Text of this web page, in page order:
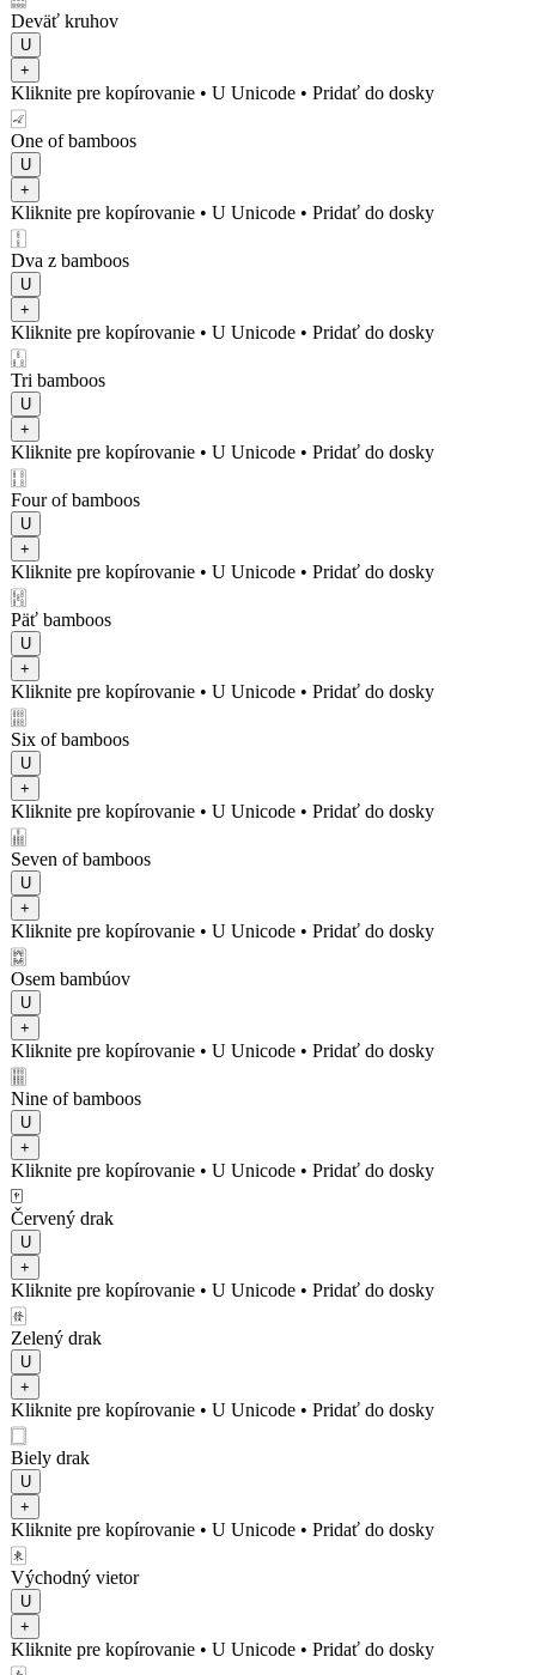
Deväť kruhov
U
+
Kliknite pre kopírovanie • U Unicode • Pridať do dosky
🀐
One of bamboos
U
+
Kliknite pre kopírovanie • U Unicode • Pridať do dosky
🀑
Dva z bamboos
U
+
Kliknite pre kopírovanie • U Unicode • Pridať do dosky
🀒
Tri bamboos
U
+
Kliknite pre kopírovanie • U Unicode • Pridať do dosky
🀓
Four of bamboos
U
+
Kliknite pre kopírovanie • U Unicode • Pridať do dosky
🀔
Päť bamboos
U
+
Kliknite pre kopírovanie • U Unicode • Pridať do dosky
🀕
Six of bamboos
U
+
Kliknite pre kopírovanie • U Unicode • Pridať do dosky
🀖
Seven of bamboos
U
+
Kliknite pre kopírovanie • U Unicode • Pridať do dosky
🀗
Osem bambúov
U
+
Kliknite pre kopírovanie • U Unicode • Pridať do dosky
🀘
Nine of bamboos
U
+
Kliknite pre kopírovanie • U Unicode • Pridať do dosky
🀄
Červený drak
U
+
Kliknite pre kopírovanie • U Unicode • Pridať do dosky
🀅
Zelený drak
U
+
Kliknite pre kopírovanie • U Unicode • Pridať do dosky
🀆
Biely drak
U
+
Kliknite pre kopírovanie • U Unicode • Pridať do dosky
🀀
Východný vietor
U
+
Kliknite pre kopírovanie • U Unicode • Pridať do dosky